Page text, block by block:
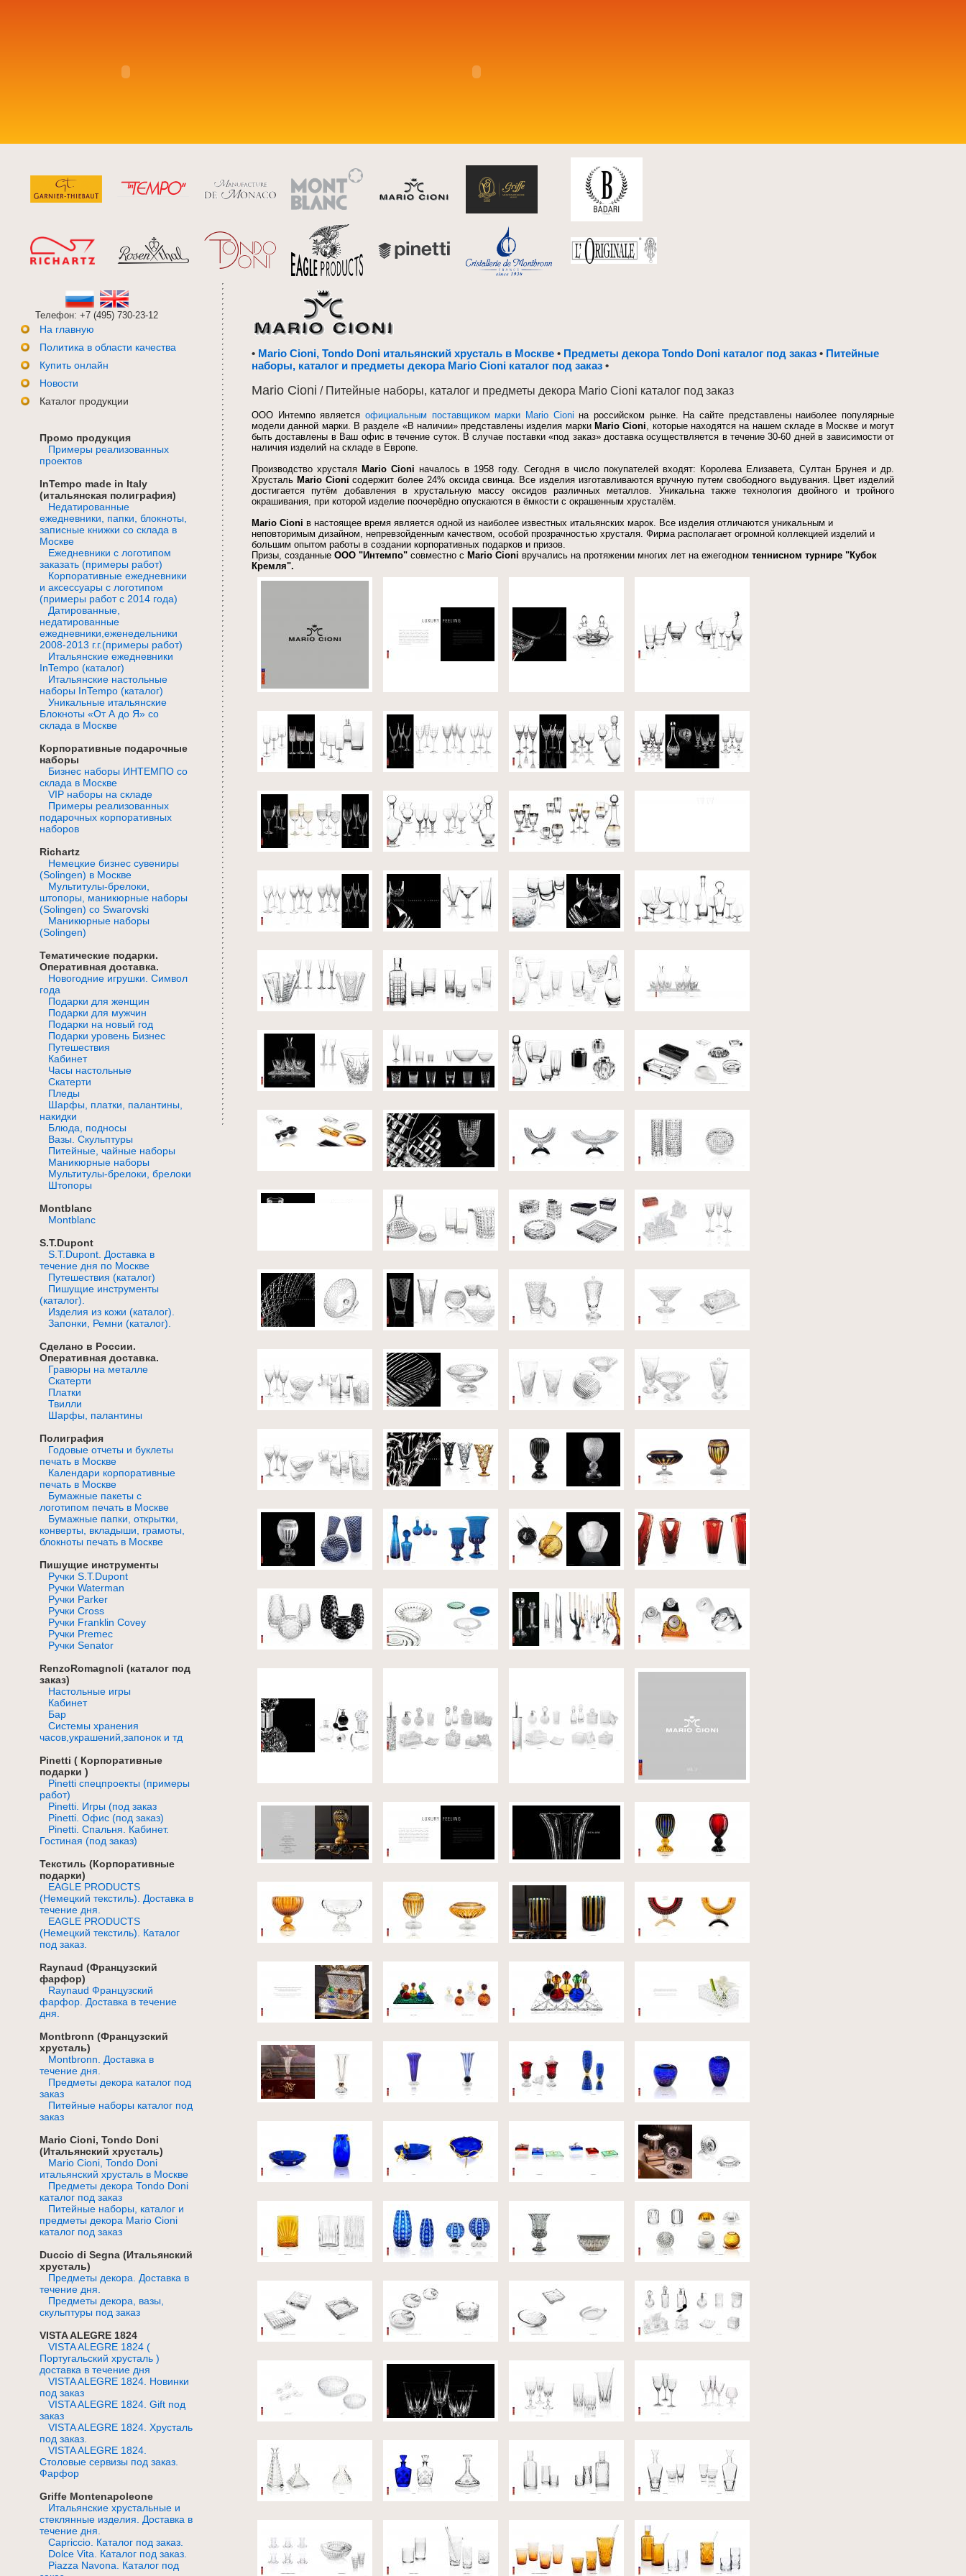
Телефон: +7 (495) 730-23-12
На главную
Политика в области качества
Купить онлайн
Новости
Каталог продукции
Промо продукция
Примеры реализованных
проектов
InTempo made in Italy
(итальянская полиграфия)
Недатированные
ежедневники, папки, блокноты,
записные книжки со склада в
Москве
Ежедневники с логотипом
заказать (примеры работ)
Корпоративные ежедневники
и аксессуары с логотипом
(примеры работ с 2014 года)
Датированные,
недатированные
ежедневники,еженедельники
2008-2013 г.г.(примеры работ)
Итальянские ежедневники
InTempo (каталог)
Итальянские настольные
наборы InTempo (каталог)
Уникальные итальянские
Блокноты «От А до Я» со
склада в Москве
Корпоративные подарочные
наборы
Бизнес наборы ИНТЕМПО со
склада в Москве
VIP наборы на складе
Примеры реализованных
подарочных корпоративных
наборов
Richartz
Немецкие бизнес сувениры
(Solingen) в Москве
Мультитулы-брелоки,
штопоры, маникюрные наборы
(Solingen) со Swarovski
Маникюрные наборы
(Solingen)
Тематические подарки.
Оперативная доставка.
Новогодние игрушки. Символ
года
Подарки для женщин
Подарки для мужчин
Подарки на новый год
Подарки уровень Бизнес
Путешествия
Кабинет
Часы настольные
Скатерти
Пледы
Шарфы, платки, палантины,
накидки
Блюда, подносы
Вазы. Скульптуры
Питейные, чайные наборы
Маникюрные наборы
Мультитулы-брелоки, брелоки
Штопоры
Montblanc
Montblanc
S.T.Dupont
S.T.Dupont. Доставка в
течение дня по Москве
Путешествия (каталог)
Пишущие инструменты
(каталог).
Изделия из кожи (каталог).
Запонки, Ремни (каталог).
Сделано в России.
Оперативная доставка.
Гравюры на металле
Скатерти
Платки
Твилли
Шарфы, палантины
Полиграфия
Годовые отчеты и буклеты
печать в Москве
Календари корпоративные
печать в Москве
Бумажные пакеты с
логотипом печать в Москве
Бумажные папки, открытки,
конверты, вкладыши, грамоты,
блокноты печать в Москве
Пишущие инструменты
Ручки S.T.Dupont
Ручки Waterman
Ручки Parker
Ручки Cross
Ручки Franklin Covey
Ручки Premec
Ручки Senator
RenzoRomagnoli (каталог под
заказ)
Настольные игры
Кабинет
Бар
Системы хранения
часов,украшений,запонок и тд
Pinetti ( Корпоративные
подарки )
Pinetti спецпроекты (примеры
работ)
Pinetti. Игры (под заказ
Pinetti. Офис (под заказ)
Pinetti. Спальня. Кабинет.
Гостиная (под заказ)
Текстиль (Корпоративные
подарки)
EAGLE PRODUCTS
(Немецкий текстиль). Доставка в
течение дня.
EAGLE PRODUCTS
(Немецкий текстиль). Каталог
под заказ.
Raynaud (Французский
фарфор)
Raynaud Французский
фарфор. Доставка в течение
дня.
Montbronn (Французский
хрусталь)
Montbronn. Доставка в
течение дня.
Предметы декора каталог под
заказ
Питейные наборы каталог под
заказ
Mario Cioni, Tondo Doni
(Итальянский хрусталь)
Mario Cioni, Tondo Doni
итальянский хрусталь в Москве
Предметы декора Тоndo Doni
каталог под заказ
Питейные наборы, каталог и
предметы декора Mario Cioni
каталог под заказ
Duccio di Segna (Итальянский
хрусталь)
Предметы декора. Доставка в
течение дня.
Предметы декора, вазы,
скульптуры под заказ
VISTA ALEGRE 1824
VISTA ALEGRE 1824 (
Португальский хрусталь )
доставка в течение дня
VISTA ALEGRE 1824. Новинки
под заказ
VISTA ALEGRE 1824. Gift под
заказ
VISTA ALEGRE 1824. Хрусталь
под заказ.
VISTA ALEGRE 1824.
Cтоловые сервизы под заказ.
Фарфор
Griffe Montenapoleone
Итальянские хрустальные и
стеклянные изделия. Доставка в
течение дня.
Capriccio. Каталог под заказ.
Dolce Vita. Каталог под заказ.
Piazza Navona. Каталог под
• Mario Cioni, Tondo Doni итальянский хрусталь в Москве • Предметы декора Тоndo Doni каталог под заказ • Питейные
наборы, каталог и предметы декора Mario Cioni каталог под заказ •
Mario Cioni / Питейные наборы, каталог и предметы декора Mario Cioni каталог под заказ
ООО Интемпо является официальным поставщиком марки Mario Cioni на российском рынке. На сайте представлены наиболее популярные
модели данной марки. В разделе «В наличии» представлены изделия марки Mario Cioni, которые находятся на нашем складе в Москве и могут
быть доставлены в Ваш офис в течение суток. В случае поставки «под заказ» доставка осуществляется в течение 30-60 дней в зависимости от
наличия изделий на складе в Европе.
Производство хрусталя Mario Cioni началось в 1958 году. Сегодня в число покупателей входят: Королева Елизавета, Султан Брунея и др.
Хрусталь Mario Cioni содержит более 24% оксида свинца. Все изделия изготавливаются вручную путем свободного выдувания. Цвет изделий
достигается путём добавления в хрустальную массу оксидов различных металлов. Уникальна также технология двойного и тройного
окрашивания, при которой изделие поочерёдно опускаются в ёмкости с окрашенным хрусталём.
Mario Cioni в настоящее время является одной из наиболее известных итальянских марок. Все изделия отличаются уникальным и
неповторимым дизайном, непревзойденным качеством, особой прозрачностью хрусталя. Фирма располагает огромной коллекцией изделий и
большим опытом работы в создании корпоративных подарков и призов.
Призы, созданные ООО "Интемпо" совместно с Mario Cioni вручались на протяжении многих лет на ежегодном теннисном турнире "Кубок
Кремля".